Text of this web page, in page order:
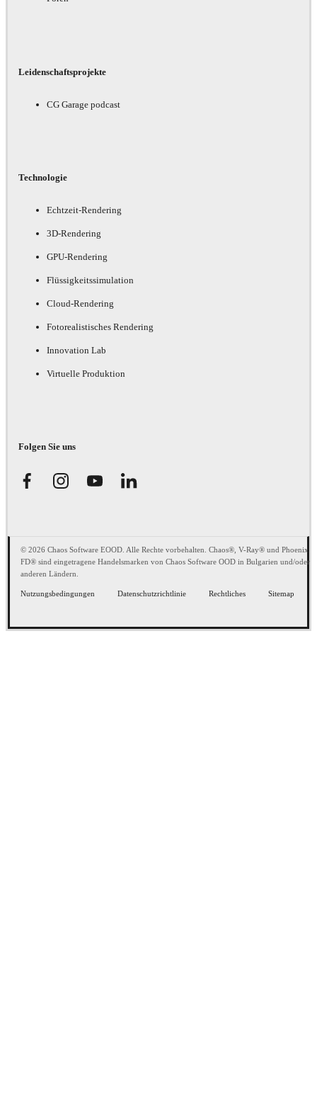
Leidenschaftsprojekte
CG Garage podcast
Technologie
Echtzeit-Rendering
3D-Rendering
GPU-Rendering
Flüssigkeitssimulation
Cloud-Rendering
Fotorealistisches Rendering
Innovation Lab
Virtuelle Produktion
Folgen Sie uns
© 2026 Chaos Software EOOD. Alle Rechte vorbehalten. Chaos®, V-Ray® und Phoenix
FD® sind eingetragene Handelsmarken von Chaos Software OOD in Bulgarien und/oder
anderen Ländern.
Nutzungsbedingungen Datenschutzrichtlinie Rechtliches Sitemap